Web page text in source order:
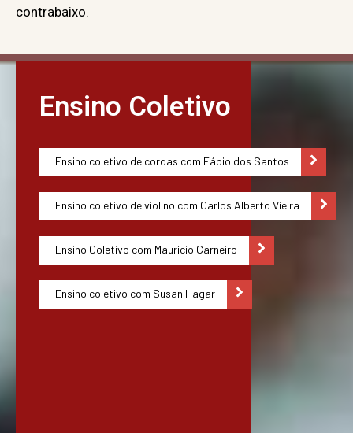
contrabaixo.
Ensino Coletivo
Ensino coletivo de cordas com Fábio dos Santos
Ensino coletivo de violino com Carlos Alberto Vieira
Ensino Coletivo com Maurício Carneiro
Ensino coletivo com Susan Hagar